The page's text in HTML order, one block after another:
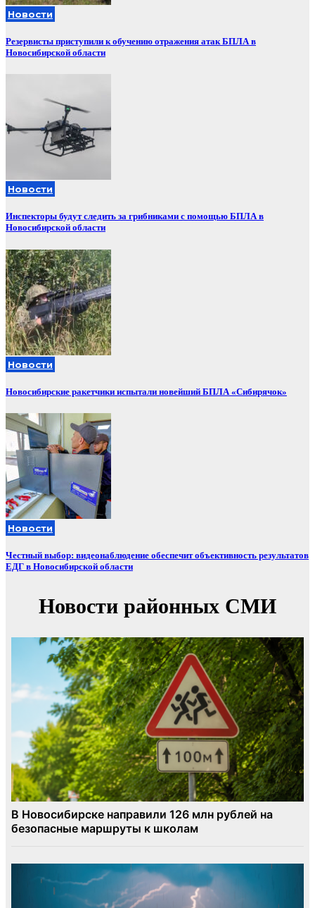
Новости
Резервисты приступили к обучению отражения атак БПЛА в
Новосибирской области
Новости
Инспекторы будут следить за грибниками с помощью БПЛА в
Новосибирской области
Новости
Новосибирские ракетчики испытали новейший БПЛА «Сибирячок»
Новости
Честный выбор: видеонаблюдение обеспечит объективность результатов
ЕДГ в Новосибирской области